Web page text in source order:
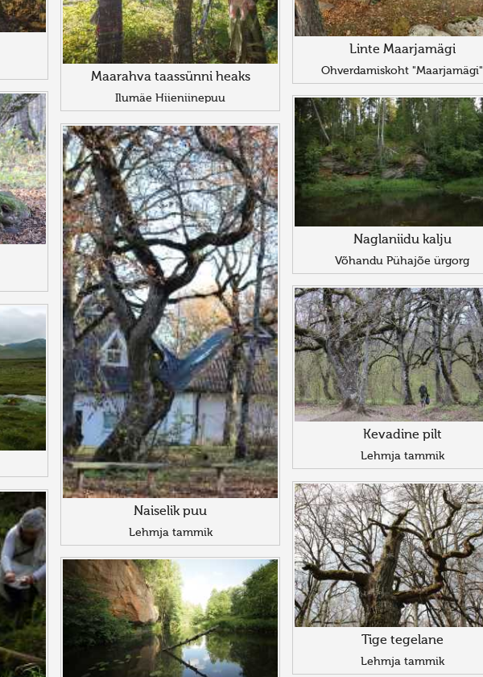
Maarahva taassünni heaks
Ilumäe Hiieniinepuu
Linte Maarjamägi
Ohverdamiskoht "Maarjamägi"
Naglaniidu kalju
Võhandu Pühajõe ürgorg
Naiselik puu
Lehmja tammik
Kevadine pilt
Lehmja tammik
Tige tegelane
Lehmja tammik